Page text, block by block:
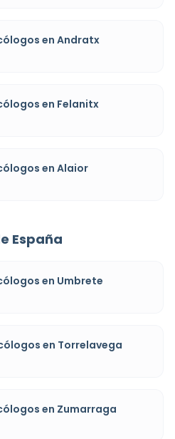
en Andratx
en Felanitx
en Alaior
España
en Umbrete
en Torrelavega
en Zumarraga